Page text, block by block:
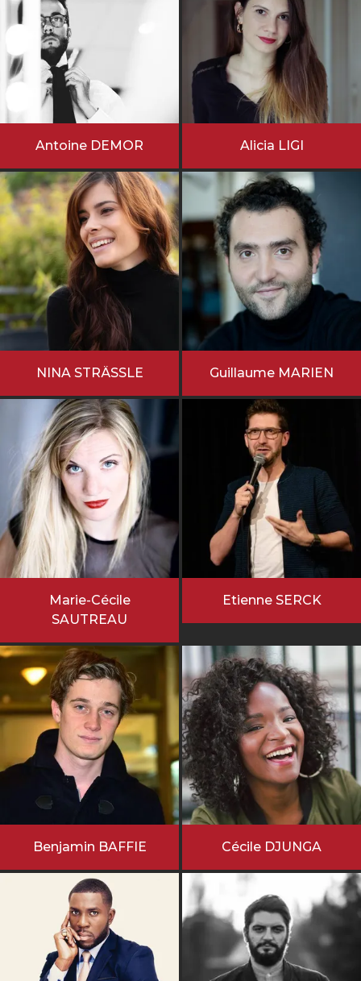
Antoine DEMOR Alicia LIGI
NINA STRÄSSLE Guillaume MARIEN
Marie-Cécile
SAUTREAU
Etienne SERCK
Benjamin BAFFIE Cécile DJUNGA